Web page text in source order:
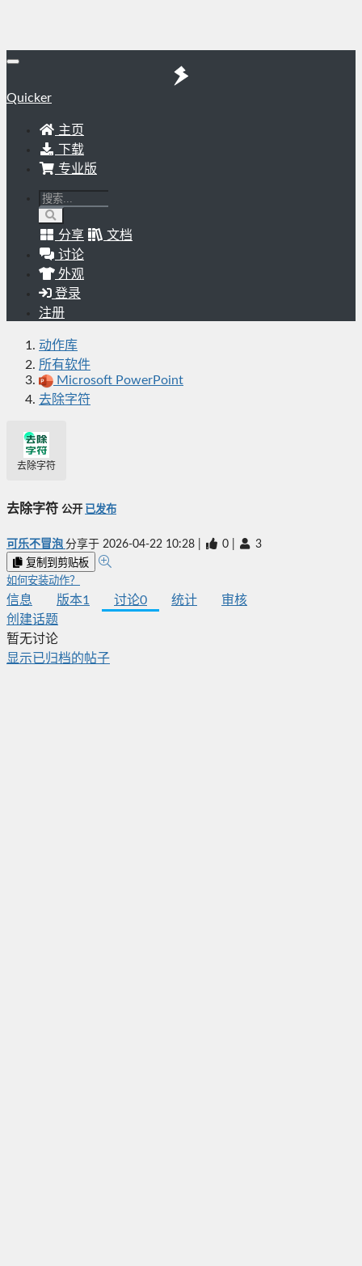
Quicker
主页
下载
专业版
分享
文档
讨论
外观
登录
注册
动作库
所有软件
Microsoft PowerPoint
去除字符
去除字符
去除字符 公开 已发布
可乐不冒泡 分享于 2026-04-22 10:28 0 3
复制到剪贴板
如何安装动作？
信息 版本1 讨论0 统计
审核
创建话题
暂无讨论
显示已归档的帖子